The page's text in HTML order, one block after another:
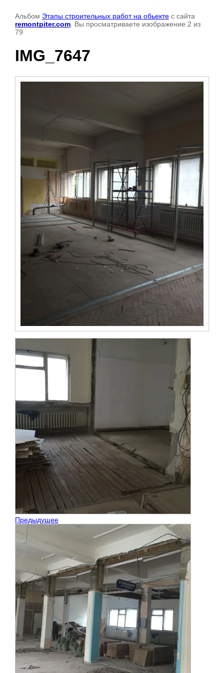
Альбом Этапы строительных работ на обьекте с сайта
remontpiter.com . Вы просматриваете изображение 2 из
79
IMG_7647
Предыдущее